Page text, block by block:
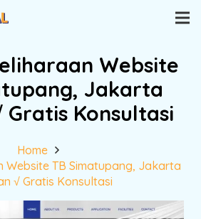
Website
Jakarta
Gratis Konsultasi
Home
Website TB Simatupang, Jakarta
√ Gratis Konsultasi